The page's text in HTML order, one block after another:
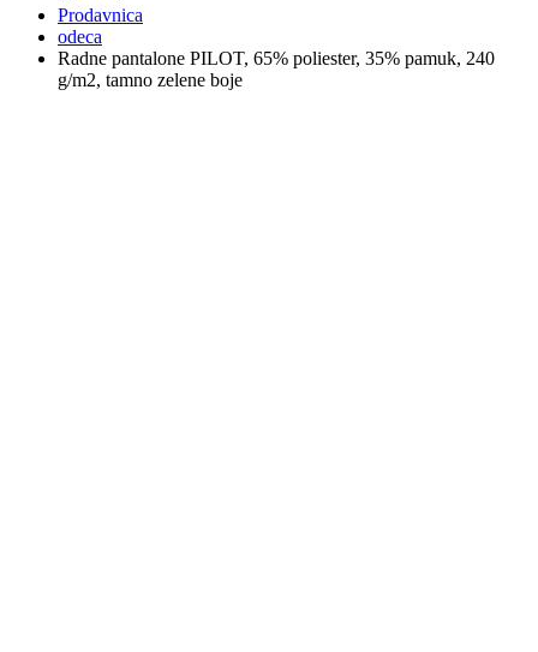
Prodavnica
odeca
Radne pantalone PILOT, 65% poliester, 35% pamuk, 240
g/m2, tamno zelene boje